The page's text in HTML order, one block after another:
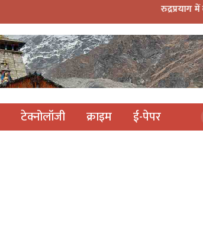
रुद्रप्रयाग में बारिश का कहर:
टेक्नोलॉजी क्राइम ई-पेपर